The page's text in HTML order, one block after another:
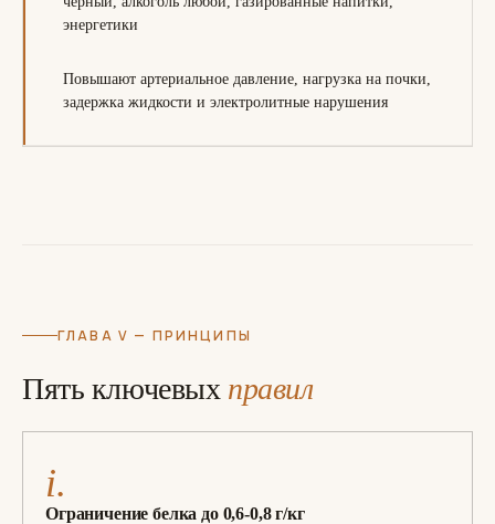
энергетики
Повышают артериальное давление, нагрузка на почки,
задержка жидкости и электролитные нарушения
ГЛАВА V — ПРИНЦИПЫ
Пять ключевых правил
i.
Ограничение белка до 0,6-0,8 г/кг